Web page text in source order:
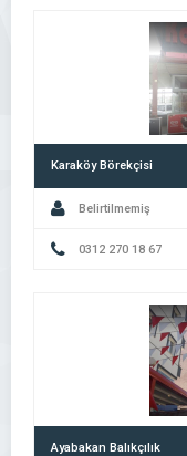
Karaköy Börekçisi
Belirtilmemiş
0312 270 18 67
Ayabakan Balıkçılık